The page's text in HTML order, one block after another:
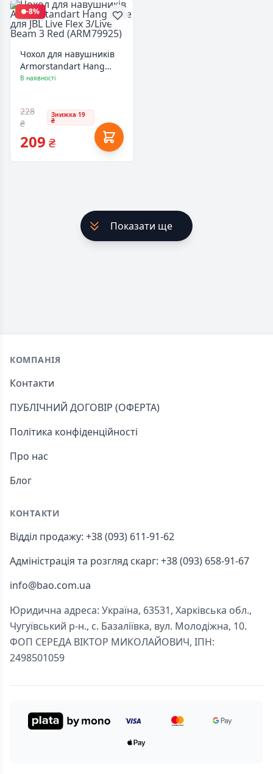
-8%
Чохол для навушників
Armorstandart Hang
Case для JBL Live Flex
В наявності
228
₴
Знижка 19
₴
209 ₴
Показати ще
Footer
КОМПАНІЯ
Контакти
ПУБЛІЧНИЙ ДОГОВІР (ОФЕРТА)
Політика конфіденційності
Про нас
Блог
КОНТАКТИ
Відділ продажу: +38 (093) 611-91-62
Адміністрація та розгляд скарг: +38 (093) 658-91-67
info@bao.com.ua
Юридична адреса: Україна, 63531, Харківська обл.,
Чугуївський р-н., с. Базаліївка, вул. Молодіжна, 10.
ФОП СЕРЕДА ВІКТОР МИКОЛАЙОВИЧ, ІПН:
2498501059